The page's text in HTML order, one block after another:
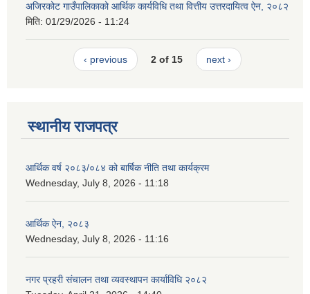
अजिरकोट गाउँपालिकाको आर्थिक कार्यविधि तथा वित्तीय उत्तरदायित्व ऐन, २०८२
मिति: 01/29/2026 - 11:24
‹ previous 2 of 15 next ›
स्थानीय राजपत्र
आर्थिक वर्ष २०८३/०८४ को बार्षिक नीति तथा कार्यक्रम
Wednesday, July 8, 2026 - 11:18
आर्थिक ऐन, २०८३
Wednesday, July 8, 2026 - 11:16
नगर प्रहरी संचालन तथा व्यवस्थापन कार्याविधि २०८२